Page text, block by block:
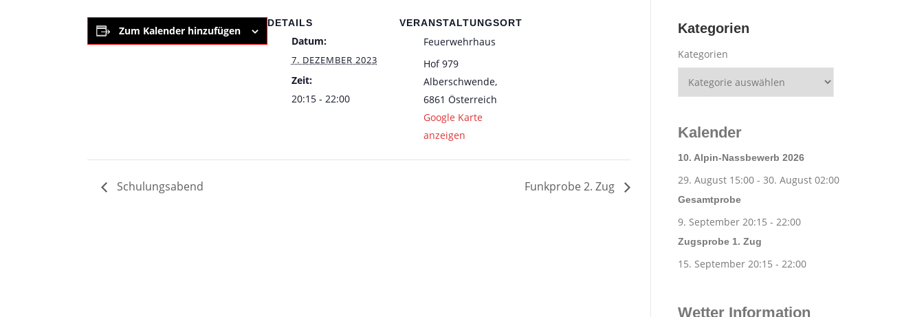
Zum Kalender hinzufügen
DETAILS
Datum:
7. DEZEMBER 2023
Zeit:
20:15 - 22:00
VERANSTALTUNGSORT
Feuerwehrhaus
Hof 979
Alberschwende,
6861 Österreich
Google Karte
anzeigen
Schulungsabend Funkprobe 2. Zug
Kategorien
Kategorien
Kalender
10. Alpin-Nassbewerb 2026
29. August 15:00 - 30. August 02:00
Gesamtprobe
9. September 20:15 - 22:00
Zugsprobe 1. Zug
15. September 20:15 - 22:00
Wetter Information